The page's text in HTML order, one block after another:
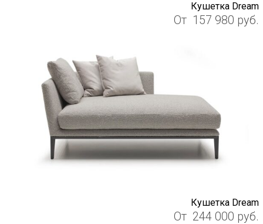
Кушетка Dream
От 157 980 руб.
Кушетка Dream
От 244 000 руб.